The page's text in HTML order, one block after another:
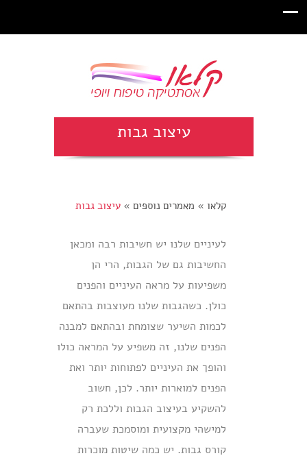
עיצוב גבות
קלאו » מאמרים נוספים » עיצוב גבות
לעיניים שלנו יש חשיבות רבה ומכאן
החשיבות גם של הגבות, הרי הן
משפיעות על מראה העיניים והפנים
כולן. כשהגבות שלנו מעוצבות בהתאם
לכמות השיער שצומחת ובהתאם למבנה
הפנים שלנו, זה משפיע על המראה כולו
והופך את העיניים לפתוחות יותר ואת
הפנים למוארות יותר. לכן, חשוב
להשקיע בעיצוב הגבות וללכת רק
למישהי מקצועית ומוסמכת שעברה
קורס גבות. יש כמה שיטות מוכרות